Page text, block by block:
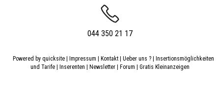
044 350 21 17
Powered by quicksite | Impressum | Kontakt| Ueber uns ?| Insertionsmöglichkeiten
und Tarife | Inserenten | Newsletter | Forum | Gratis Kleinanzeigen